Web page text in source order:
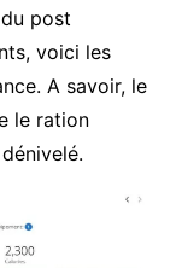
post
voici les
A savoir, le
le ration